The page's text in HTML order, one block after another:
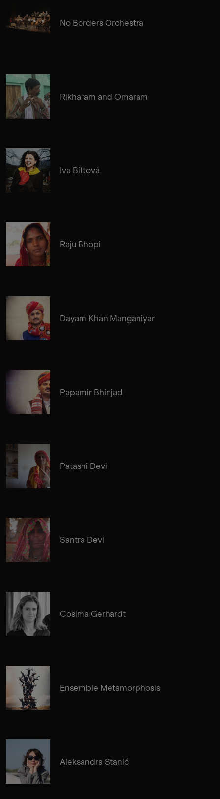
No Borders Orchestra
Rikharam and Omaram
Iva Bittová
Raju Bhopi
Dayam Khan Manganiyar
Papamir Bhinjad
Patashi Devi
Santra Devi
Cosima Gerhardt
Ensemble Metamorphosis
Aleksandra Stanić